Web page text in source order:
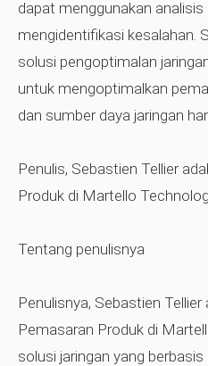
dapat menggunakan
mengidentifikasi kesalahan.
solusi pengoptimalan
untuk mengoptimalkan
dan sumber daya jaringan
Penulis, Sebastien Tellier
Produk di Martello
Tentang penulisnya
Penulisnya, Sebastien Tellier
Pemasaran Produk di
solusi jaringan yang